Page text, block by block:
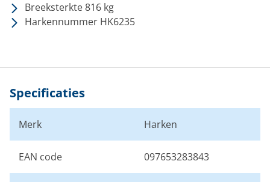
Breeksterkte 816 kg
Harkennummer HK6235
Specificaties
Merk Harken
EAN code 097653283843